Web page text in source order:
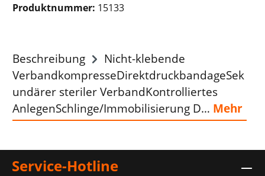
Produktnummer: 15133
Beschreibung
Nicht-klebende
VerbandkompresseDirektdruckbandageSek
undärer steriler VerbandKontrolliertes
AnlegenSchlinge/Immobilisierung D… Mehr
Service-Hotline